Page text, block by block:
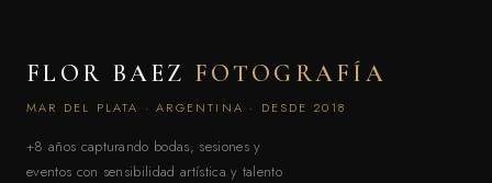
FLOR BAEZ FOTOGRAFÍA
MAR DEL PLATA · ARGENTINA · DESDE 2018
+8 años capturando bodas, sesiones y
eventos con sensibilidad artística y talento